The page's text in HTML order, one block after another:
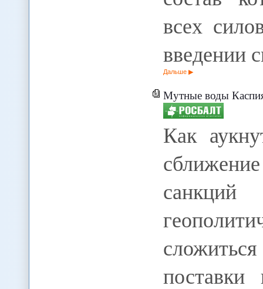
всех
введении
Дальше
Мутные воды
Как